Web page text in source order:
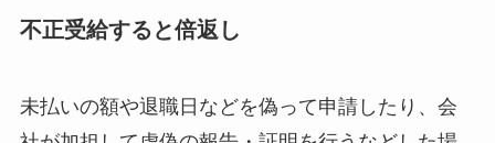
不正受給すると倍返し
未払いの額や退職日などを偽って申請したり、会